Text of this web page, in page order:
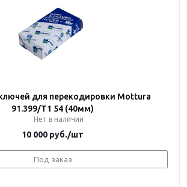
для перекодировки Mottura
91.399/T1 54 (40мм)
Нет в наличии
10 000 руб./шт
Под заказ